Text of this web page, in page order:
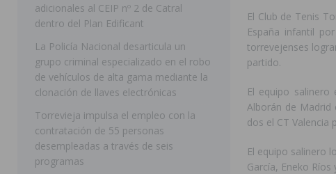
[ 07/08/2026 ]
Los Montesinos refuerza su apoyo a la
El Club de Tenis
España infantil
torrevejenses
partido.
El equipo
Alborán de
dos el CT Valencia
El equipo salinero
García, Eneko
adicionales al CEIP nº 2 de Catral
dentro del Plan Edificant
La Policía Nacional desarticula un
grupo criminal especializado en el robo
de vehículos de alta gama mediante la
clonación de llaves electrónicas
Torrevieja impulsa el empleo con la
contratación de 55 personas
desempleadas a través de seis
programas